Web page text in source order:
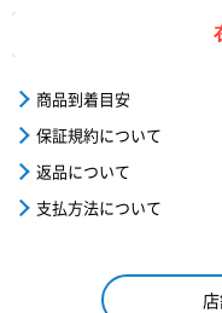
商品到着目安
保証規約について
返品について
支払方法について